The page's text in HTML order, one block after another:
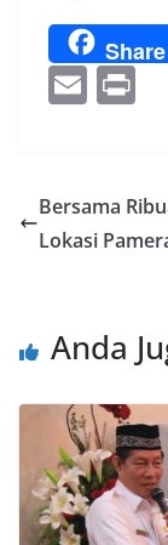
Share
E
l
Bersama
Lokasi
Anda